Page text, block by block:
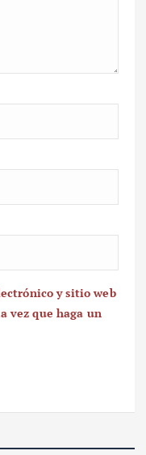
y sitio web
vez que haga un